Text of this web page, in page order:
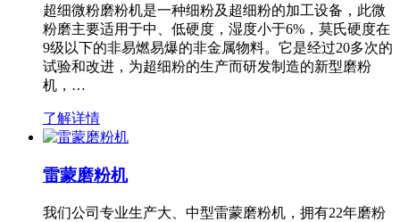
超细微粉磨粉机是一种细粉及超细粉的加工设备，此微
粉磨主要适用于中、低硬度，湿度小于6%，莫氏硬度在
9级以下的非易燃易爆的非金属物料。它是经过20多次的
试验和改进，为超细粉的生产而研发制造的新型磨粉
机，…
了解详情
雷蒙磨粉机
我们公司专业生产大、中型雷蒙磨粉机，拥有22年磨粉